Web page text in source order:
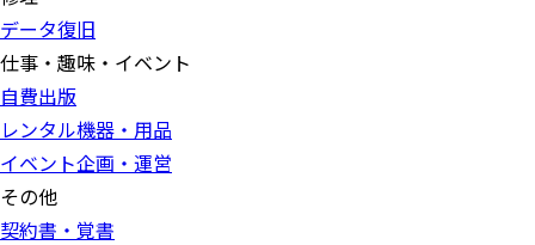
データ復旧
仕事・趣味・イベント
自費出版
レンタル機器・用品
イベント企画・運営
その他
契約書・覚書